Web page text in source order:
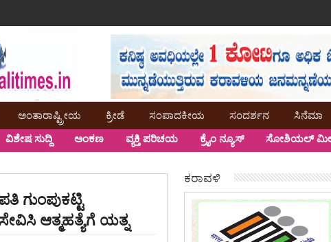
ಅಂತಾರಾಷ್ಟ್ರೀಯ ಕ್ರೀಡೆ ಸಂಪಾದಕೀಯ ಸಂದರ್ಶನ ಸಿನೆಮಾ
ವಿಶೇಷ ಸುದ್ದಿ ಅಂಕಣ ವ್ಯಕ್ತಿ ಪರಿಚಯ ಕ್ರೈಂ ನ್ಯೂಸ್ ಸೋಶಿಯಲ್
ಗುಂಪುಕಟ್ಟಿ
ಆತ್ಮಹತ್ಯೆಗೆ ಯತ್ನ
ಕರಾವಳಿ